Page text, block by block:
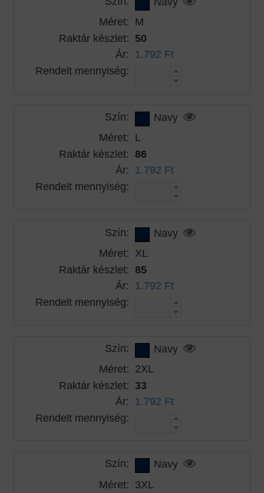
Méret: M
Raktár készlet: 50
Ár: 1.792 Ft
Rendelt mennyiség:
Szín:
Navy
Méret: L
Raktár készlet: 86
Ár: 1.792 Ft
Rendelt mennyiség:
Szín:
Navy
Méret: XL
Raktár készlet: 85
Ár: 1.792 Ft
Rendelt mennyiség:
Szín:
Navy
Méret: 2XL
Raktár készlet: 33
Ár: 1.792 Ft
Rendelt mennyiség:
Szín:
Navy
Méret: 3XL